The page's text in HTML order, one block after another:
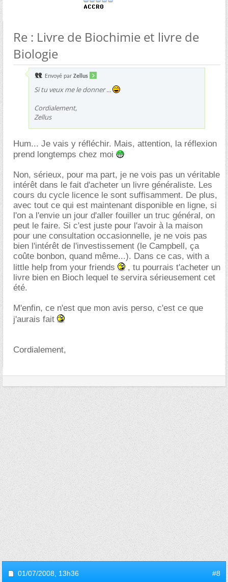
Re : Livre de Biochimie et livre de
Biologie
Envoyé par Zellus
Si tu veux me le donner ...
Cordialement,
Zellus
Hum... Je vais y réfléchir. Mais, attention, la réflexion
prend longtemps chez moi
Non, sérieux, pour ma part, je ne vois pas un véritable
intérêt dans le fait d'acheter un livre généraliste. Les
cours du cycle licence le sont suffisamment. De plus,
avec tout ce qui est maintenant disponible en ligne, si
l'on a l'envie un jour d'aller fouiller un truc général, on
peut le faire. Si c'est juste pour l'avoir à la maison
pour une consultation occasionnelle, je ne vois pas
bien l'intérêt de l'investissement (le Campbell, ça
coûte bonbon, quand même...). Dans ce cas, with a
little help from your friends
, tu pourrais t'acheter un
livre bien en Bioch lequel te servira sérieusement cet
été.
M'enfin, ce n'est que mon avis perso, c'est ce que
j'aurais fait
Cordialement,
01/07/2008, 13h36 #8